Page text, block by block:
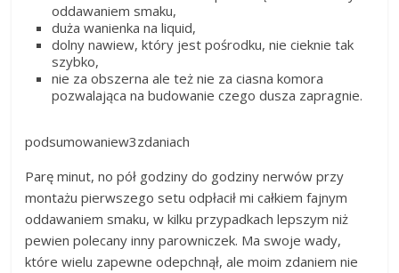
oddawaniem smaku,
duża wanienka na liquid,
dolny nawiew, który jest pośrodku, nie cieknie tak
szybko,
nie za obszerna ale też nie za ciasna komora
pozwalająca na budowanie czego dusza zapragnie.
podsumowaniew3zdaniach
Parę minut, no pół godziny do godziny nerwów przy
montażu pierwszego setu odpłacił mi całkiem fajnym
oddawaniem smaku, w kilku przypadkach lepszym niż
pewien polecany inny parowniczek. Ma swoje wady,
które wielu zapewne odepchnął, ale moim zdaniem nie